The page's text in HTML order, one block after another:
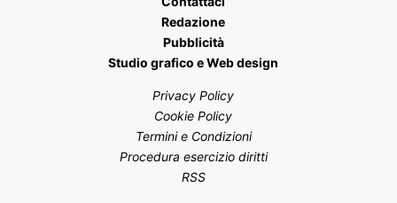
Redazione
Pubblicità
Studio grafico e Web design
Privacy Policy
Cookie Policy
Termini e Condizioni
Procedura esercizio diritti
RSS